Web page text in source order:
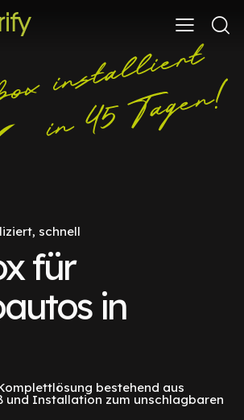
schnell
für
in
bestehend aus
und Installation zum unschlagbaren